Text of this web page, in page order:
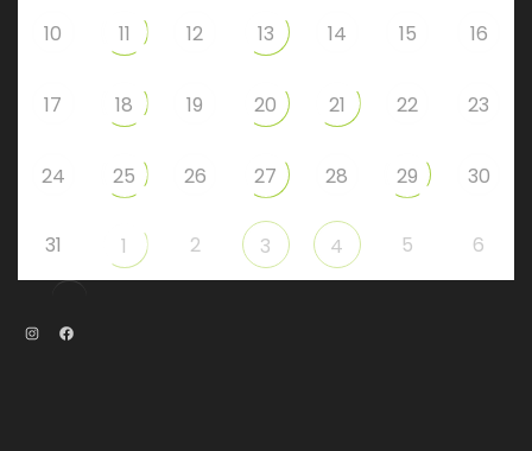
10 11 12 13 14 15 16
17 18 19 20 21 22 23
24 25 26 27 28 29 30
31 1 2 3 4 5 6